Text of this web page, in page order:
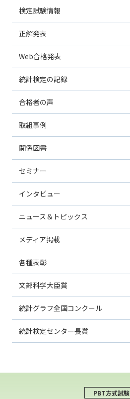
検定試験情報
正解発表
Web合格発表
統計検定の記録
合格者の声
取組事例
関係図書
セミナー
インタビュー
ニュース＆トピックス
メディア掲載
各種表彰
文部科学大臣賞
統計グラフ全国コンクール
統計検定センター長賞
PBT方式試験